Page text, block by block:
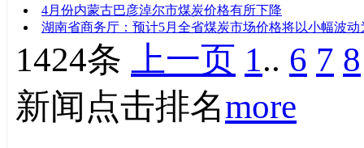
4月份内蒙古巴彦淖尔市煤炭价格有所下降
湖南省商务厅：预计5月全省煤炭市场价格将以小幅波动
1424条 上一页 1.. 6 7 8
新闻点击排名more